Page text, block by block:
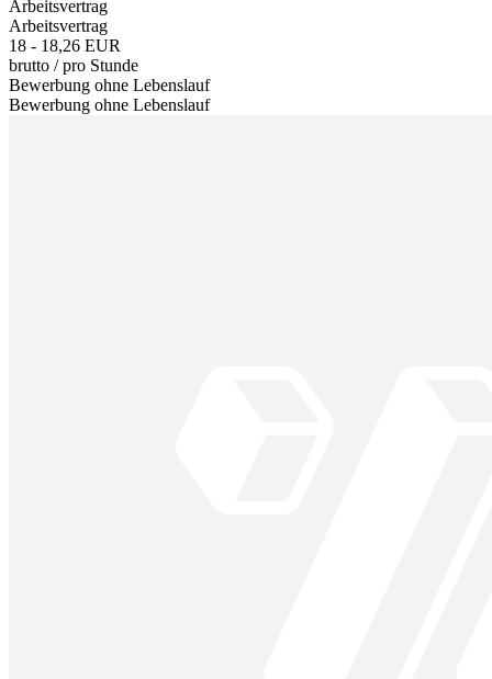
Arbeitsvertrag
Arbeitsvertrag
18 - 18,26 EUR
brutto /pro Stunde
Bewerbung ohne Lebenslauf
Bewerbung ohne Lebenslauf